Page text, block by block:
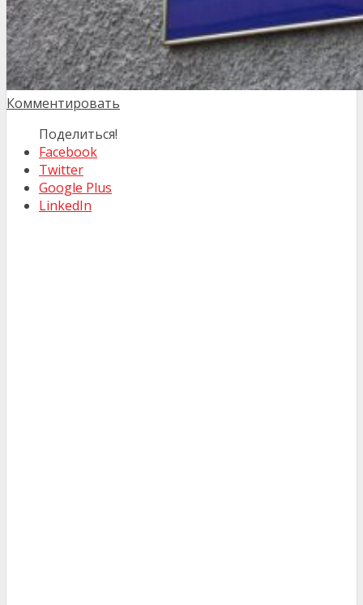
Комментировать
Поделиться!
Facebook
Twitter
Google Plus
LinkedIn